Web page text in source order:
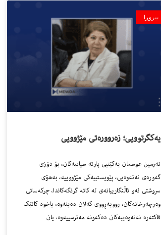
بیروڕا
یەکگرتوویی؛ زەروورەتی مێژوویی
نەرمین عوسمان یەکێتیی پارتە سیاییەکان، بۆ دۆزی
گەورەی نەتەوەیی، پێویستییەکی مێژووییە، بەهۆی
سروشتی ئەو ئاڵنگارییانەی لە کاتە گرنگەکاندا، چرکەساتی
وەرچەرخانەکان، رووبەڕووی گەلان دەبنەوە، یاخود کاتێک
فاکتەرە نەتەوەییەکان دەکەونە مەترسییەوە، یان